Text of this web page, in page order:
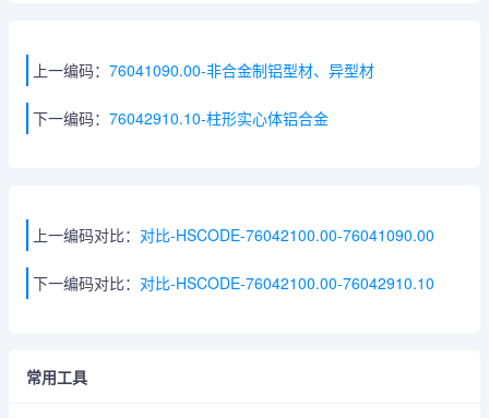
上一编码： 76041090.00-非合金制铝型材、异型材
下一编码： 76042910.10-柱形实心体铝合金
上一编码对比： 对比-HSCODE-76042100.00-76041090.00
下一编码对比： 对比-HSCODE-76042100.00-76042910.10
常用工具